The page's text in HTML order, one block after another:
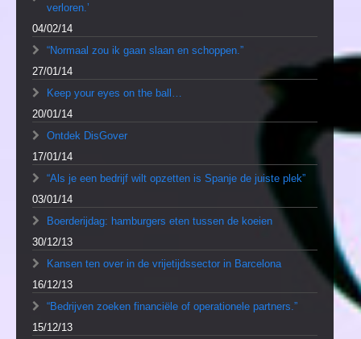
verloren.’
04/02/14
“Normaal zou ik gaan slaan en schoppen.”
27/01/14
Keep your eyes on the ball…
20/01/14
Ontdek DisGover
17/01/14
“Als je een bedrijf wilt opzetten is Spanje de juiste plek”
03/01/14
Boerderijdag: hamburgers eten tussen de koeien
30/12/13
Kansen ten over in de vrijetijdssector in Barcelona
16/12/13
“Bedrijven zoeken financiële of operationele partners.”
15/12/13